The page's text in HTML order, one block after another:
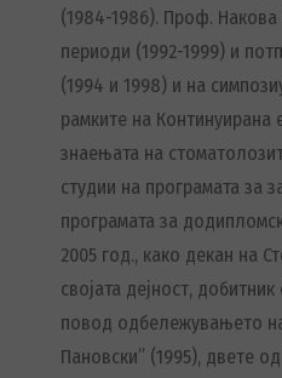
(1984-1986). Проф.
периоди (1992-1999) и
(1994 и 1998) и на
рамките на Континуирана
знаењата на
студии на програмата за
програмата за
2005 год., како декан на
својата дејност,
повод одбележувањето
Пановски” (1995), двете